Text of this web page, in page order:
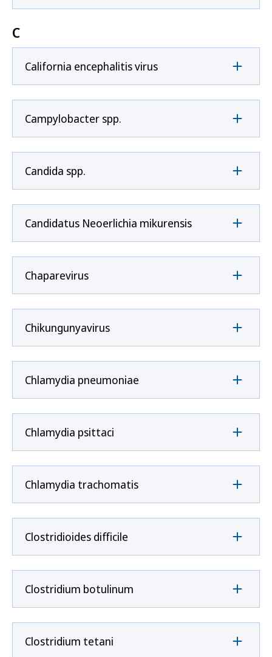
C
California encephalitis virus
Campylobacter spp.
Candida spp.
Candidatus Neoerlichia mikurensis
Chaparevirus
Chikungunyavirus
Chlamydia pneumoniae
Chlamydia psittaci
Chlamydia trachomatis
Clostridioides difficile
Clostridium botulinum
Clostridium tetani